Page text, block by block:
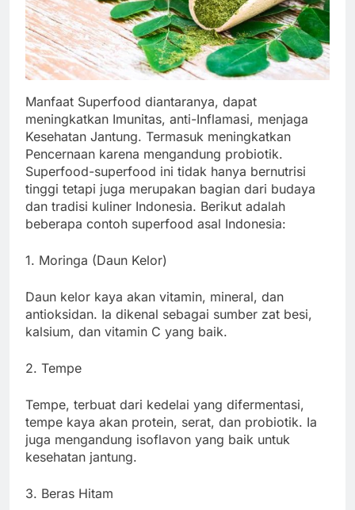
Manfaat Superfood diantaranya, dapat
meningkatkan Imunitas, anti-Inflamasi, menjaga
Kesehatan Jantung. Termasuk meningkatkan
Pencernaan karena mengandung probiotik.
Superfood-superfood ini tidak hanya bernutrisi
tinggi tetapi juga merupakan bagian dari budaya
dan tradisi kuliner Indonesia. Berikut adalah
beberapa contoh superfood asal Indonesia:
1. Moringa (Daun Kelor)
Daun kelor kaya akan vitamin, mineral, dan
antioksidan. Ia dikenal sebagai sumber zat besi,
kalsium, dan vitamin C yang baik.
2. Tempe
Tempe, terbuat dari kedelai yang difermentasi,
tempe kaya akan protein, serat, dan probiotik. Ia
juga mengandung isoflavon yang baik untuk
kesehatan jantung.
3. Beras Hitam